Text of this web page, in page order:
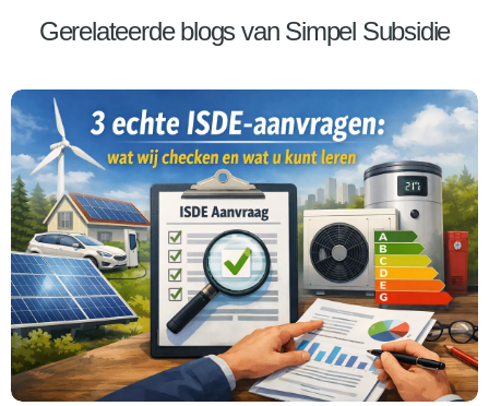
Gerelateerde blogs van Simpel Subsidie